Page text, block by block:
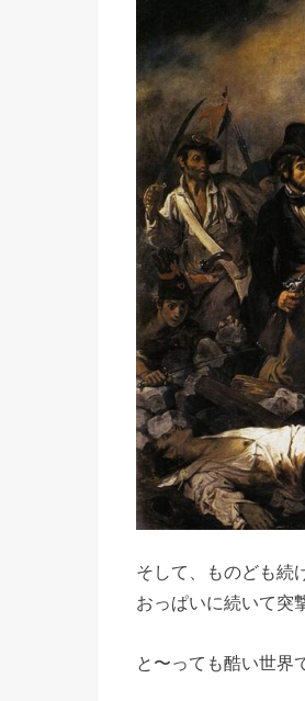
そして、ものども続
おっぱいに続いて突
と〜っても酷い世界